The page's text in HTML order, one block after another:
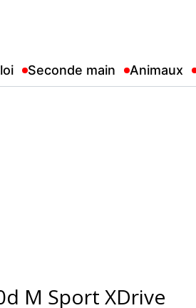
Seconde main Animaux
M Sport XDrive